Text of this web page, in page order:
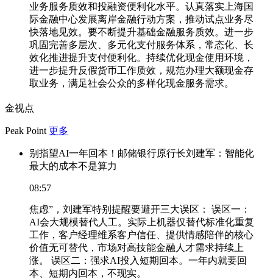
业务服务质效和投融资便利化水平。认真落实上海国
际金融中心发展离岸金融行动方案，推动试点业务尽
快落地见效。要不断提升基础金融服务质效。进一步
巩固完善多层次、多元化支付服务体系，常态化、长
效化推进提升支付便利化。持续优化现金使用环境，
进一步提升反假货币工作质效，规范办理大额现金存
取业务，满足社会公众的多样化现金服务需求。
金视点
Peak Point 更多
别指望AI一年回本！邮储银行原行长刘建军：智能化
最大的成本不是算力
08:57
焦虑”，刘建军特别提醒要避开三大误区： 误区一：
AI会大规模替代人工。实际上机器仅替代标准化重复
工作，客户经理维系客户信任、提供情感陪伴的核心
价值无可替代，市场对高技能金融人才需求持续上
涨。 误区二：强求AI投入短期回本。一年内就要回
本、短期内回本，不现实。